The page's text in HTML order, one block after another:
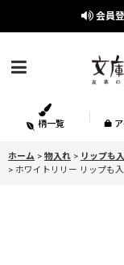
会員
柄一覧
ホーム > 物入れ > リップも
> ホワイトリリー リップも